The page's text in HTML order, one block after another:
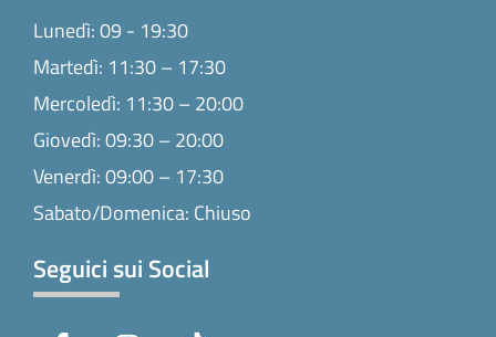
Lunedì: 09 - 19:30
Martedì: 11:30 – 17:30
Mercoledì: 11:30 – 20:00
Giovedì: 09:30 – 20:00
Venerdì: 09:00 – 17:30
Sabato/Domenica: Chiuso
Seguici sui Social